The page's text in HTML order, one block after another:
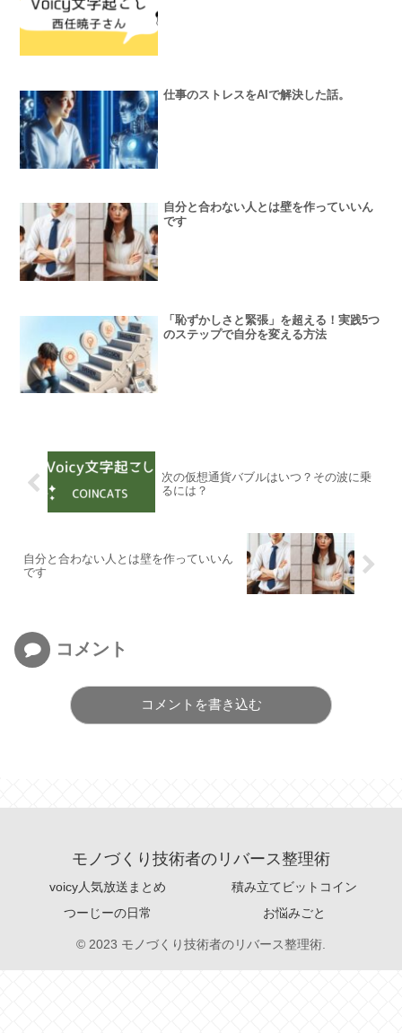
仕事のストレスをAIで解決した話。
自分と合わない人とは壁を作っていいん
です
「恥ずかしさと緊張」を超える！実践5つ
のステップで自分を変える方法
次の仮想通貨バブルはいつ？その波に乗
るには？
自分と合わない人とは壁を作っていいん
です
コメント
コメントを書き込む
モノづくり技術者のリバース整理術
voicy人気放送まとめ
積み立てビットコイン
つーじーの日常
お悩みごと
© 2023 モノづくり技術者のリバース整理術.